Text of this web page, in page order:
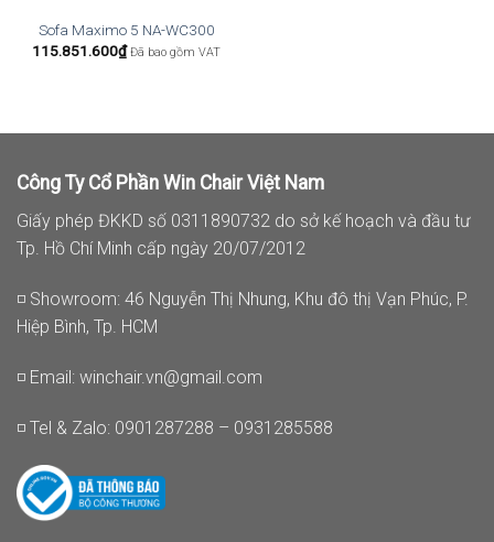
Sofa Maximo 5 NA-WC300
115.851.600₫ Đã bao gồm VAT
Công Ty Cổ Phần Win Chair Việt Nam
Giấy phép ĐKKD số 0311890732 do sở kế hoạch và đầu tư
Tp. Hồ Chí Minh cấp ngày 20/07/2012
◽ Showroom: 46 Nguyễn Thị Nhung, Khu đô thị Vạn Phúc, P.
Hiệp Bình, Tp. HCM
◽ Email: winchair.vn@gmail.com
◽ Tel & Zalo: 0901287288 – 0931285588